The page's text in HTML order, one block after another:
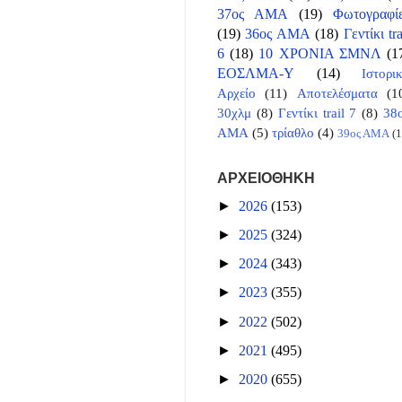
37ος ΑΜΑ
(19)
(19) 36ος ΑΜΑ (18) Γεντίκι
6 (18) 10 ΧΡΟΝΙΑ ΣΜΝΛ
ΕΟΣΛΜΑ-Υ
(14)
Αρχείο
(11) Αποτελέσματα
30χλμ (8) Γεντίκι trail 7 (8)
ΑΜΑ (5) τρίαθλο (4) 39ος ΑΜΑ
ΑΡΧΕΙΟΘΗΚΗ
► 2026 (153)
► 2025 (324)
► 2024 (343)
► 2023 (355)
► 2022 (502)
► 2021 (495)
► 2020 (655)